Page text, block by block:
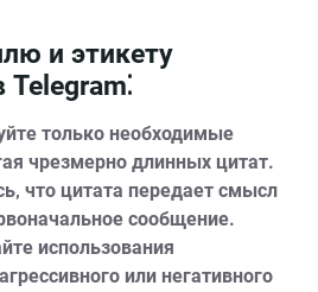
и этикету
только необходимые
чрезмерно длинных цитат.
что цитата передает смысл
сообщение.
использования
или негативного